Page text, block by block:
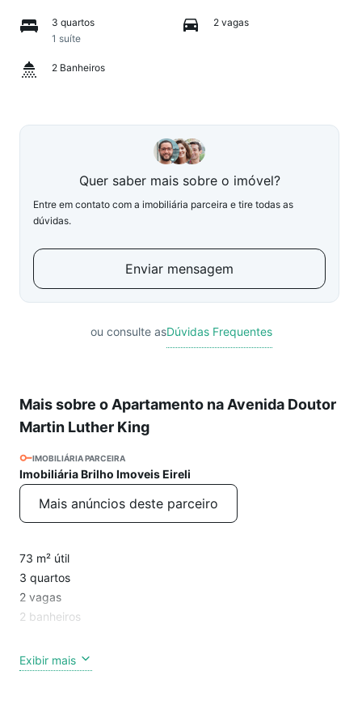
3 quartos
1 suíte
2 vagas
2 Banheiros
Quer saber mais sobre o imóvel?
Entre em contato com a imobiliária parceira e tire todas as
dúvidas.
Enviar mensagem
ou consulte asDúvidas Frequentes
Mais sobre o Apartamento na Avenida Doutor
Martin Luther King
IMOBILIÁRIA PARCEIRA
Imobiliária Brilho Imoveis Eireli
Mais anúncios deste parceiro
73 m² útil
3 quartos
2 vagas
2 banheiros
Apartamento super bem localizado em Osasco com piscina
aquecida de borda infinita na cobertura e uma vista
Exibir mais